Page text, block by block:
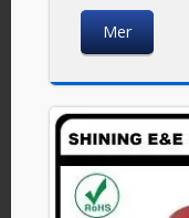
Mer